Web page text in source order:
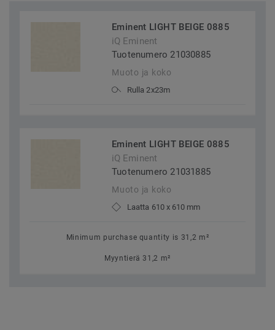
Eminent LIGHT BEIGE 0885
iQ Eminent
Tuotenumero 21030885
Muoto ja koko
Rulla 2x23m
Eminent LIGHT BEIGE 0885
iQ Eminent
Tuotenumero 21031885
Muoto ja koko
Laatta 610 x 610 mm
Minimum purchase quantity is 31,2 m²
Myyntierä 31,2 m²